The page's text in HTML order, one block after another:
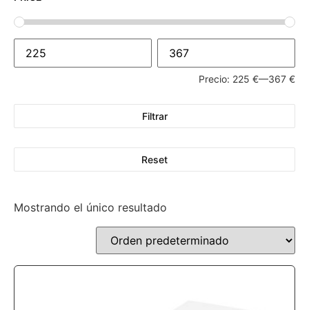
Precio: 225 €—367 €
Filtrar
Reset
Mostrando el único resultado